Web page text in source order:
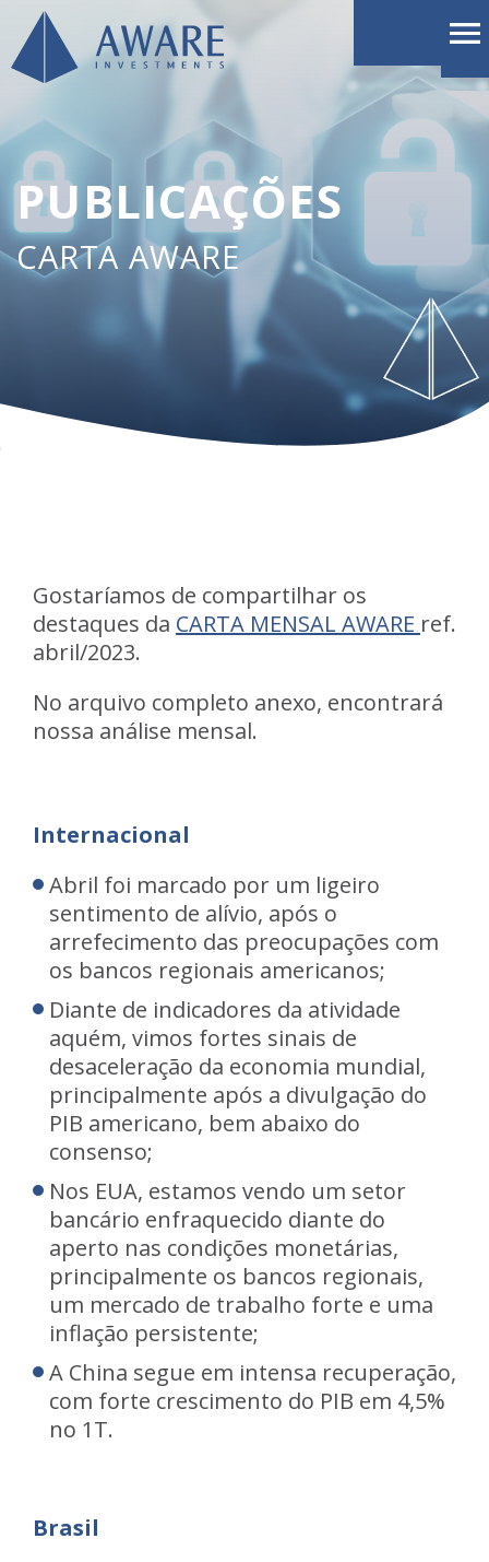
PUBLICAÇÕES
CARTA AWARE
Gostaríamos de compartilhar os
destaques da CARTA MENSAL AWARE ref.
abril/2023.
No arquivo completo anexo, encontrará
nossa análise mensal.
Internacional
Abril foi marcado por um ligeiro
sentimento de alívio, após o
arrefecimento das preocupações com
os bancos regionais americanos;
Diante de indicadores da atividade
aquém, vimos fortes sinais de
desaceleração da economia mundial,
principalmente após a divulgação do
PIB americano, bem abaixo do
consenso;
Nos EUA, estamos vendo um setor
bancário enfraquecido diante do
aperto nas condições monetárias,
principalmente os bancos regionais,
um mercado de trabalho forte e uma
inflação persistente;
A China segue em intensa recuperação,
com forte crescimento do PIB em 4,5%
no 1T.
Brasil